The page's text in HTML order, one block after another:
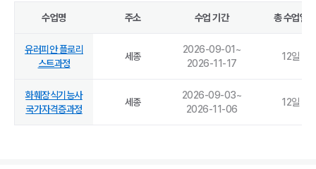
수업명 주소 수업 기간 총 수업일
유러피안 플로리
스트과정
세종
2026-09-01 ~
2026-11-17
12일
화훼장식기능사
국가자격증과정
세종
2026-09-03~
2026-11-06
12일